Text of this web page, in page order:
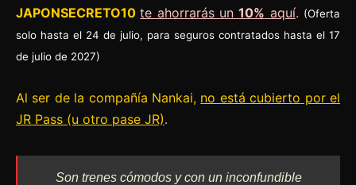
JAPONSECRETO10 te ahorrarás un10% aquí. (Oferta
solo hasta el 24 de julio, para seguros contratados hasta el 17
de julio de 2027)
Al ser de la compañía Nankai, no está cubierto por el
JR Pass (u otro pase JR).
Son trenes cómodos y con un inconfundible